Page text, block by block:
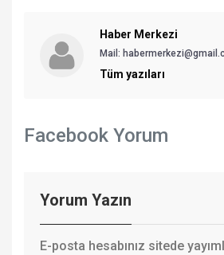
Haber Merkezi
Mail:
Tüm yazıları
Facebook Yorum
Yorum Yazın
E-posta hesabınız sitede